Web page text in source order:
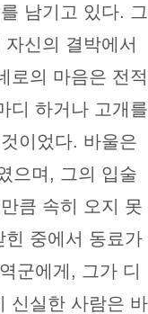
남기고 있다. 그
신의 결박에서
로의 마음은 전적
디 하거나 고개를
이었다. 바울은
으며, 그의 입술
큼 속히 오지 못
중에서 동료가
군에게, 그가 디
신실한 사람은 바